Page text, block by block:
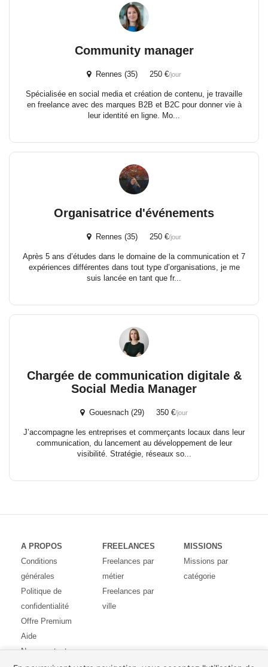
Community manager
Rennes (35) 250 €/jour
Spécialisée en social media et création de contenu, je travaille
en freelance avec des marques B2B et B2C pour donner vie à
leur identité en ligne. Mo...
Organisatrice d'événements
Rennes (35) 250 €/jour
Après 5 ans d’études dans le domaine de la communication et 7
expériences différentes dans tout type d’organisations, je me
suis lancée en tant que fr...
Chargée de communication digitale &
Social Media Manager
Gouesnach (29) 350 €/jour
J’accompagne les entreprises et commerçants locaux dans leur
communication, du lancement au développement de leur
visibilité. Stratégie, réseaux so...
A PROPOS
Conditions
générales
Politique de
confidentialité
Offre Premium
Aide
Nous contacter
FREELANCES
Freelances par
métier
Freelances par
ville
MISSIONS
Missions par
catégorie